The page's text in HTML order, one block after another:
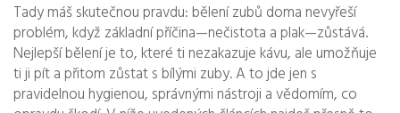
Tady máš skutečnou pravdu: bělení zubů doma nevyřeší
problém, když základní příčina—nečistota a plak—zůstává.
Nejlepší bělení je to, které ti nezakazuje kávu, ale umožňuje
ti ji pít a přitom zůstat s bílými zuby. A to jde jen s
pravidelnou hygienou, správnými nástroji a vědomím, co